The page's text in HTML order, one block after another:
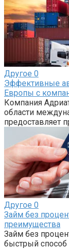
Другое 0
Эффективные
Европы с
Компания
области
предоставляет
Другое 0
Займ без
преимущества
Займ без
быстрый